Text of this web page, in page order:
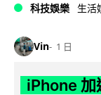
科技娛樂 生活
Vin 1 日
iPhone 加